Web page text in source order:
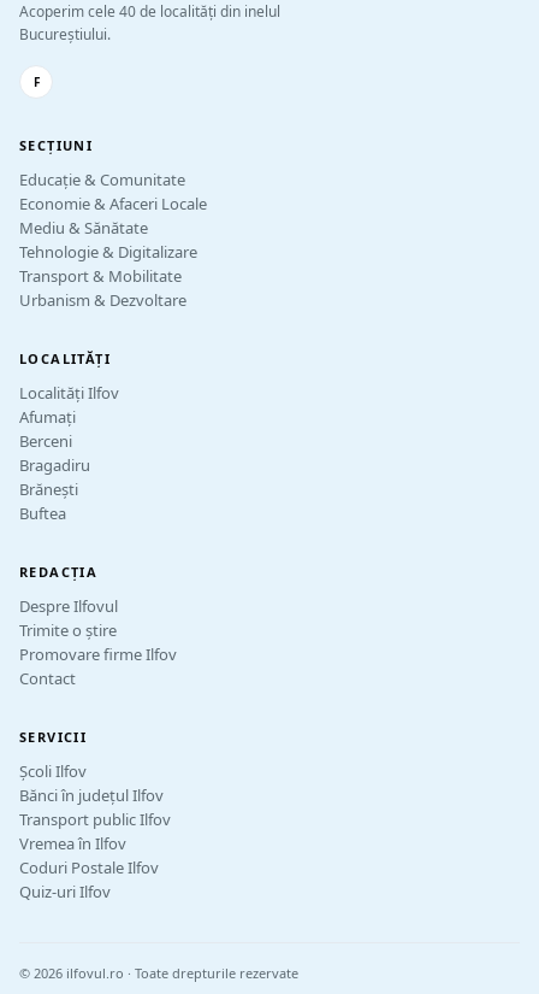
Acoperim cele 40 de localități din inelul
Bucureștiului.
F
SECȚIUNI
Educație & Comunitate
Economie & Afaceri Locale
Mediu & Sănătate
Tehnologie & Digitalizare
Transport & Mobilitate
Urbanism & Dezvoltare
LOCALITĂȚI
Localități Ilfov
Afumați
Berceni
Bragadiru
Brănești
Buftea
REDACȚIA
Despre Ilfovul
Trimite o știre
Promovare firme Ilfov
Contact
SERVICII
Școli Ilfov
Bănci în județul Ilfov
Transport public Ilfov
Vremea în Ilfov
Coduri Postale Ilfov
Quiz-uri Ilfov
© 2026 ilfovul.ro · Toate drepturile rezervate